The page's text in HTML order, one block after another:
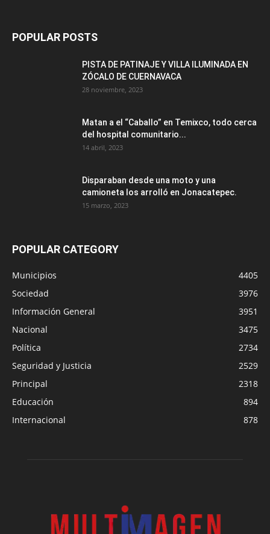
POPULAR POSTS
PISTA DE PATINAJE Y VILLA ILUMINADA EN
ZÓCALO DE CUERNAVACA
28 noviembre, 2023
Matan a el “Caballo” en Temixco, todo cerca
del hospital comunitario...
14 abril, 2023
Disparaban desde una moto y una
camioneta los arrolló en Jonacatepec.
15 marzo, 2023
POPULAR CATEGORY
Municipios
4405
Sociedad
3976
Información General
3951
Nacional
3475
Política
2734
Seguridad y Justicia
2529
Principal
2318
Educación
894
Internacional
878